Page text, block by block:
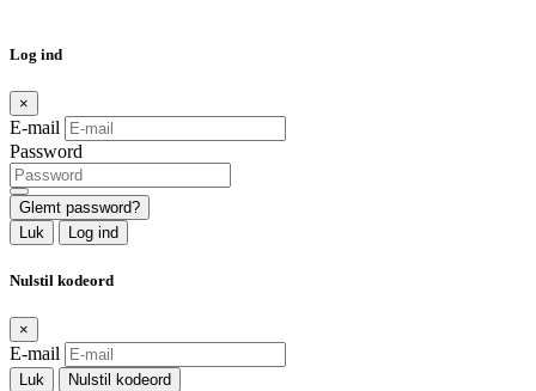
Log ind
×
E-mail
Password
Glemt password?
Luk
Log ind
Nulstil kodeord
×
E-mail
Luk Nulstil kodeord